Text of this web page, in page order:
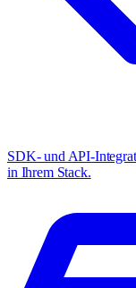
SDK- und API-
in Ihrem Stack.